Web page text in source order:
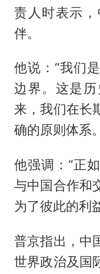
责人时表示
伴。
他说：“我们
边界。这是
来，我们在长
确的原则体系
他强调：“正
与中国合作和
为了彼此的利
普京指出，中
世界政治及国